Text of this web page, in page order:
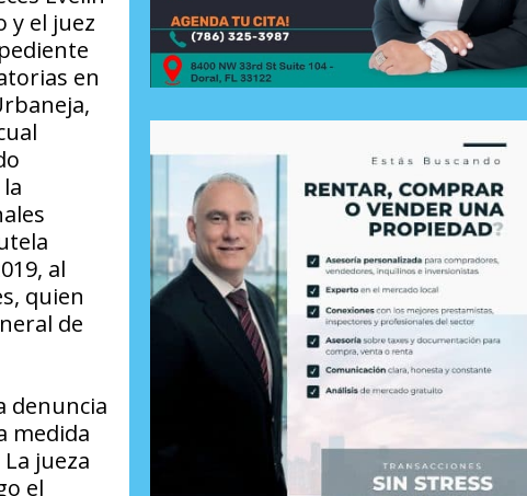
y el juez
en
al
quien
de
denuncia
medida
jueza
el